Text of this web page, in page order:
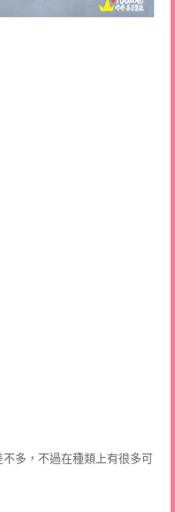
多，不過在種類上有很多可